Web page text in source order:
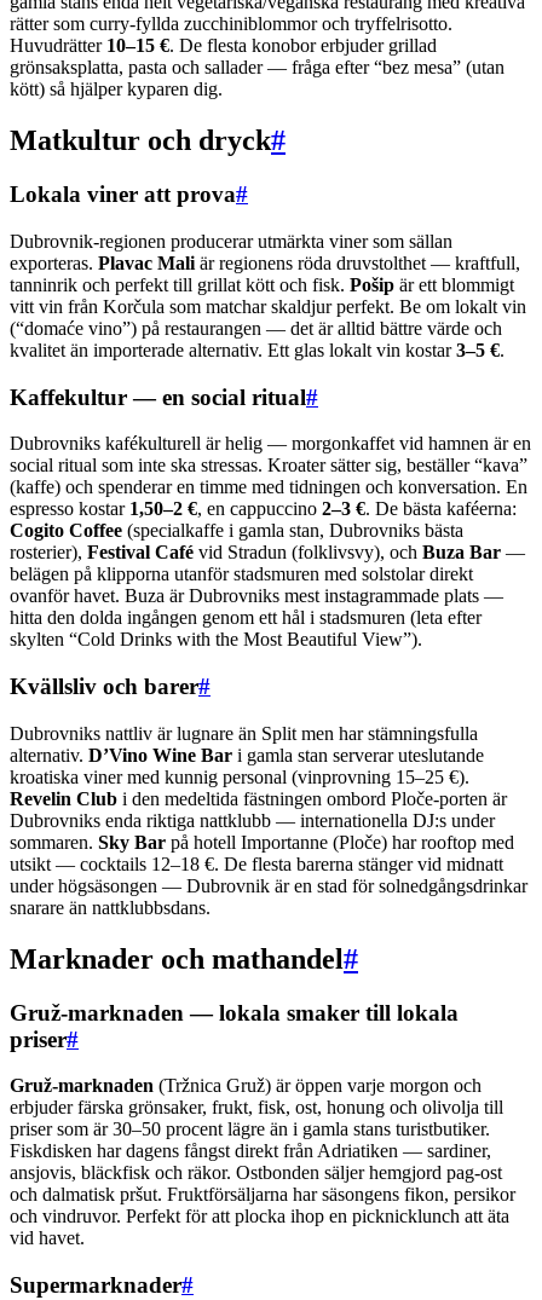
rätter som curry-fyllda zucchiniblommor och tryffelrisotto.
Huvudrätter 10–15 €. De flesta konobor erbjuder grillad
grönsaksplatta, pasta och sallader — fråga efter “bez mesa” (utan
kött) så hjälper kyparen dig.
Matkultur och dryck#
Lokala viner att prova#
Dubrovnik-regionen producerar utmärkta viner som sällan
exporteras. Plavac Mali är regionens röda druvstolthet — kraftfull,
tanninrik och perfekt till grillat kött och fisk. Pošip är ett blommigt
vitt vin från Korčula som matchar skaldjur perfekt. Be om lokalt vin
(“domaće vino”) på restaurangen — det är alltid bättre värde och
kvalitet än importerade alternativ. Ett glas lokalt vin kostar3–5 €.
Kaffekultur — en social ritual#
Dubrovniks kafékulturell är helig — morgonkaffet vid hamnen är en
social ritual som inte ska stressas. Kroater sätter sig, beställer “kava”
(kaffe) och spenderar en timme med tidningen och konversation. En
espresso kostar 1,50–2 €, en cappuccino 2–3 €. De bästa kaféerna:
Cogito Coffee (specialkaffe i gamla stan, Dubrovniks bästa
rosterier), Festival Café vid Stradun (folklivsvy), och Buza Bar —
belägen på klipporna utanför stadsmuren med solstolar direkt
ovanför havet. Buza är Dubrovniks mest instagrammade plats —
hitta den dolda ingången genom ett hål i stadsmuren (leta efter
skylten “Cold Drinks with the Most Beautiful View”).
Kvällsliv och barer#
Dubrovniks nattliv är lugnare än Split men har stämningsfulla
alternativ. D’Vino Wine Bar i gamla stan serverar uteslutande
kroatiska viner med kunnig personal (vinprovning 15–25 €).
Revelin Club i den medeltida fästningen ombord Ploče-porten är
Dubrovniks enda riktiga nattklubb — internationella DJ:s under
sommaren. Sky Bar på hotell Importanne (Ploče) har rooftop med
utsikt — cocktails 12–18 €. De flesta barerna stänger vid midnatt
under högsäsongen — Dubrovnik är en stad för solnedgångsdrinkar
snarare än nattklubbsdans.
Marknader och mathandel#
Gruž-marknaden — lokala smaker till lokala
priser#
Gruž-marknaden (Tržnica Gruž) är öppen varje morgon och
erbjuder färska grönsaker, frukt, fisk, ost, honung och olivolja till
priser som är 30–50 procent lägre än i gamla stans turistbutiker.
Fiskdisken har dagens fångst direkt från Adriatiken — sardiner,
ansjovis, bläckfisk och räkor. Ostbonden säljer hemgjord pag-ost
och dalmatisk pršut. Fruktförsäljarna har säsongens fikon, persikor
och vindruvor. Perfekt för att plocka ihop en picknicklunch att äta
vid havet.
Supermarknader#